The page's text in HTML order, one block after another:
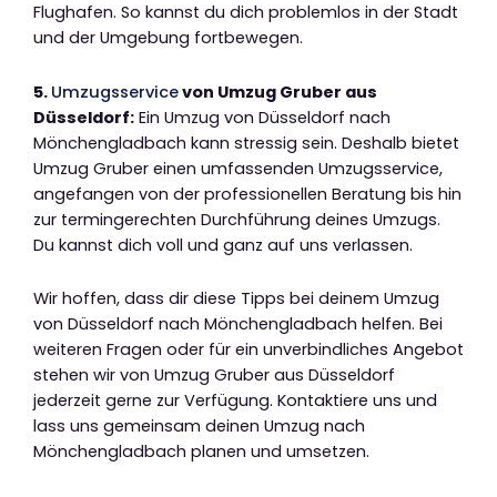
Flughafen. So kannst du dich problemlos in der Stadt
und der Umgebung fortbewegen.
5. Umzugsservicevon Umzug Gruber aus
Düsseldorf: Ein Umzug von Düsseldorf nach
Mönchengladbach kann stressig sein. Deshalb bietet
Umzug Gruber einen umfassenden Umzugsservice,
angefangen von der professionellen Beratung bis hin
zur termingerechten Durchführung deines Umzugs.
Du kannst dich voll und ganz auf uns verlassen.
Wir hoffen, dass dir diese Tipps bei deinem Umzug
von Düsseldorf nach Mönchengladbach helfen. Bei
weiteren Fragen oder für ein unverbindliches Angebot
stehen wir von Umzug Gruber aus Düsseldorf
jederzeit gerne zur Verfügung. Kontaktiere uns und
lass uns gemeinsam deinen Umzug nach
Mönchengladbach planen und umsetzen.